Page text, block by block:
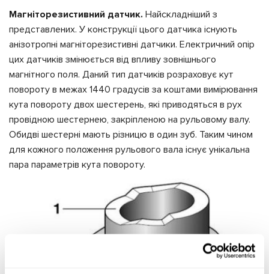
Магніторезистивний датчик. Найскладніший з
представлених. У конструкції цього датчика існують
анізотропні магніторезистивні датчики. Електричний опір
цих датчиків змінюється від впливу зовнішнього
магнітного поля. Даний тип датчиків розраховує кут
повороту в межах 1440 градусів за коштами вимірювання
кута повороту двох шестерень, які приводяться в рух
провідною шестернею, закріпленою на рульовому валу.
Обидві шестерні мають різницю в один зуб. Таким чином
для кожного положення рульового вала існує унікальна
пара параметрів кута повороту.